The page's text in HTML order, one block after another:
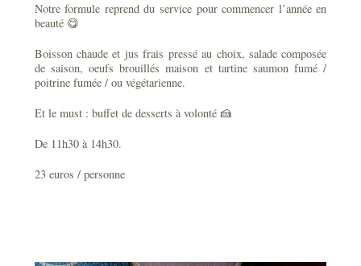
Notre formule reprend du service pour commencer l’année en
beauté 😋
Boisson chaude et jus frais pressé au choix, salade composée
de saison, oeufs brouillés maison et tartine saumon fumé /
poitrine fumée / ou végétarienne.
Et le must : buffet de desserts à volonté 🍰
De 11h30 à 14h30.
23 euros / personne